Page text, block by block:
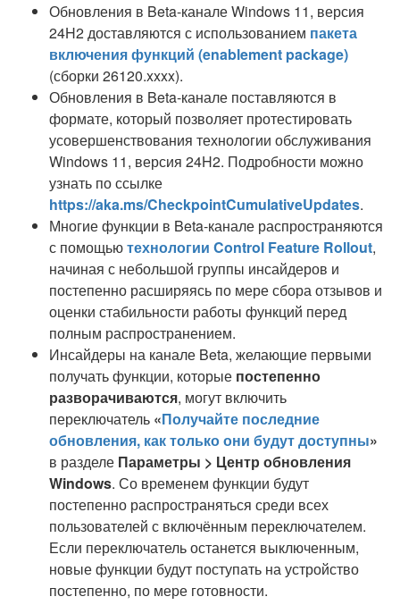
Обновления в Beta-канале Windows 11, версия
24H2 доставляются с использованием пакета
включения функций (enablement package)
(сборки 26120.xxxx).
Обновления в Beta-канале поставляются в
формате, который позволяет протестировать
усовершенствования технологии обслуживания
Windows 11, версия 24H2. Подробности можно
узнать по ссылке
https://aka.ms/CheckpointCumulativeUpdates.
Многие функции в Beta-канале распространяются
с помощьютехнологии Control Feature Rollout,
начиная с небольшой группы инсайдеров и
постепенно расширяясь по мере сбора отзывов и
оценки стабильности работы функций перед
полным распространением.
Инсайдеры на канале Beta, желающие первыми
получать функции, которые постепенно
разворачиваются, могут включить
переключатель «Получайте последние
обновления, как только они будут доступны»
в разделе Параметры > Центр обновления
Windows. Со временем функции будут
постепенно распространяться среди всех
пользователей с включённым переключателем.
Если переключатель останется выключенным,
новые функции будут поступать на устройство
постепенно, по мере готовности.